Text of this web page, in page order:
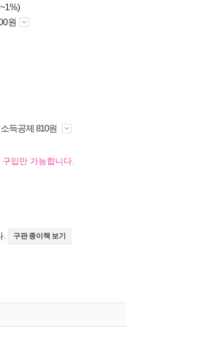
원
소득공제 810원
입만 가능합니다.
. 구판 종이책 보기